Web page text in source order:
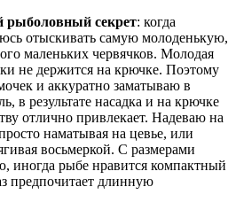
рыболовный секрет: когда
отыскивать самую молоденькую,
маленьких червячков. Молодая
не держится на крючке. Поэтому
и аккуратно заматываю в
в результате насадка и на крючке
отлично привлекает. Надеваю на
наматывая на цевье, или
восьмеркой. С размерами
иногда рыбе нравится компактный
предпочитает длинную